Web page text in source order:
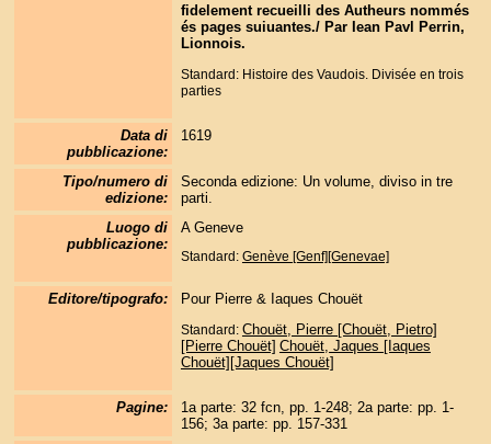
fidelement recueilli des Autheurs nommés
és pages suiuantes./ Par Iean Pavl Perrin,
Lionnois.
Standard: Histoire des Vaudois. Divisée en trois
parties
Data di
pubblicazione:
1619
Tipo/numero di
edizione:
Seconda edizione: Un volume, diviso in tre
parti.
Luogo di
pubblicazione:
A Geneve
Standard: Genève [Genf][Genevae]
Editore/tipografo: Pour Pierre & Iaques Chouët
Standard: Chouët, Pierre [Chouët, Pietro]
[Pierre Chouët] Chouët, Jaques [Iaques
Chouët][Jaques Chouët]
Pagine:
1a parte: 32 fcn, pp. 1-248; 2a parte: pp. 1-
156; 3a parte: pp. 157-331